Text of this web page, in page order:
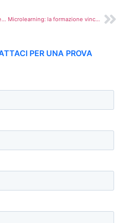
Standard SCORM e xAPI: interoperabilità e tracciamento evoluto nella formazione digitale Microlearning: la formazione vincente per le aziende moderne
PER UNA PROVA